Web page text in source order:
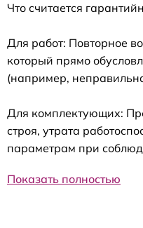
Что считается
Для работ: Повторное
который прямо
(например,
Для комплектующих:
строя, утрата
параметрам при
Показать полностью